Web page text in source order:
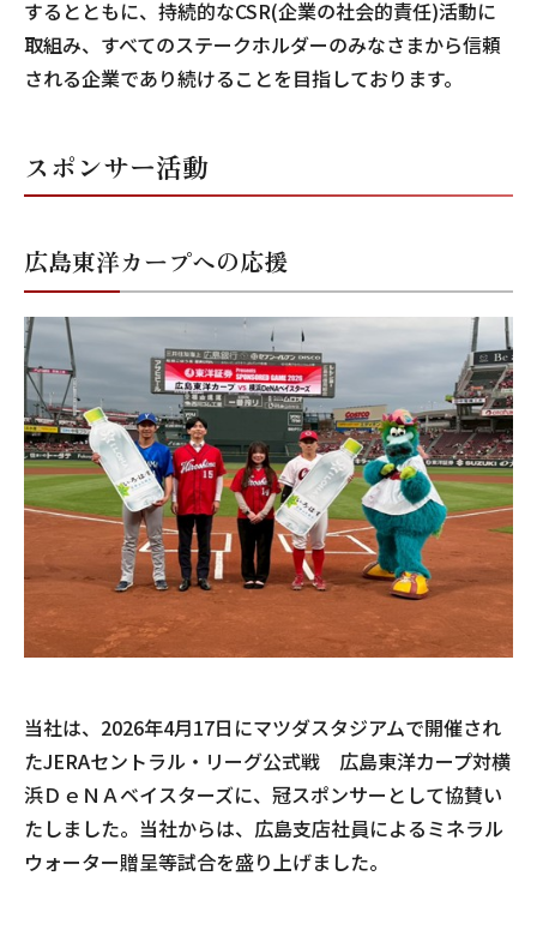
するとともに、持続的なCSR(企業の社会的責任)活動に
取組み、すべてのステークホルダーのみなさまから信頼
される企業であり続けることを目指しております。
スポンサー活動
広島東洋カープへの応援
当社は、2026年4月17日にマツダスタジアムで開催され
たJERAセントラル・リーグ公式戦 広島東洋カープ対横
浜ＤｅＮＡベイスターズに、冠スポンサーとして協賛い
たしました。当社からは、広島支店社員によるミネラル
ウォーター贈呈等試合を盛り上げました。